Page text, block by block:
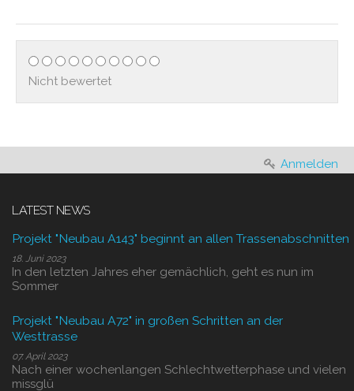
Nicht bewertet
Anmelden
LATEST NEWS
Projekt "Neubau A143" beginnt an allen Trassenabschnitten
18. Juni 2023
In den letzten Jahres eher gemächlich, geht es nun im
Sommer
Projekt "Neubau A72" in großen Schritten an der
Westtrasse
07. April 2023
Nach einer wochenlangen Schlechtwetterphase und vielen
missglü